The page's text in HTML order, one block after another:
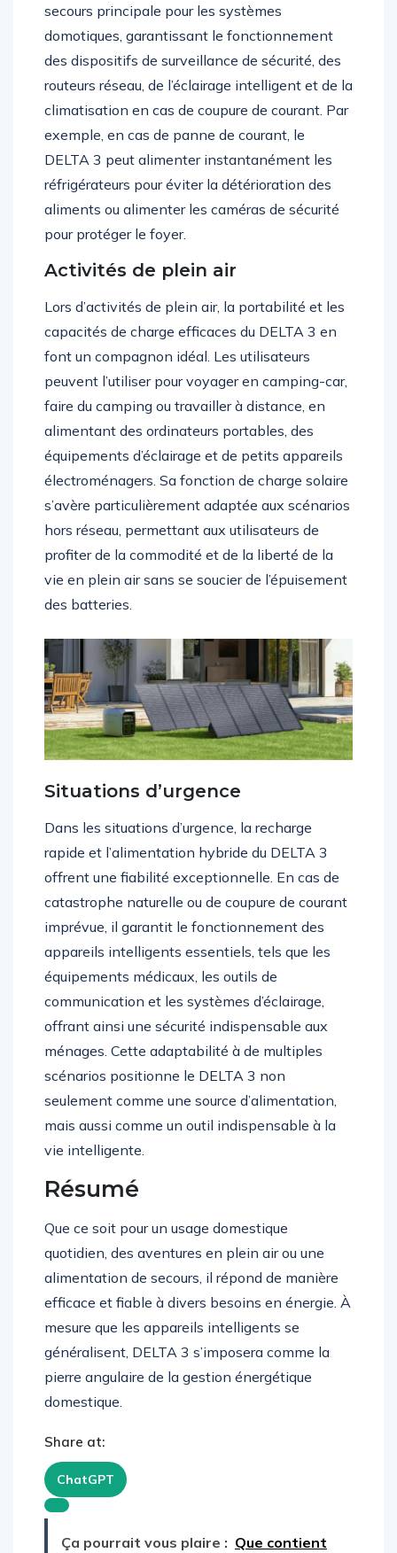
secours principale pour les systèmes
domotiques, garantissant le fonctionnement
des dispositifs de surveillance de sécurité, des
routeurs réseau, de l’éclairage intelligent et de la
climatisation en cas de coupure de courant. Par
exemple, en cas de panne de courant, le
DELTA 3 peut alimenter instantanément les
réfrigérateurs pour éviter la détérioration des
aliments ou alimenter les caméras de sécurité
pour protéger le foyer.
Activités de plein air
Lors d’activités de plein air, la portabilité et les
capacités de charge efficaces du DELTA 3 en
font un compagnon idéal. Les utilisateurs
peuvent l’utiliser pour voyager en camping-car,
faire du camping ou travailler à distance, en
alimentant des ordinateurs portables, des
équipements d’éclairage et de petits appareils
électroménagers. Sa fonction de charge solaire
s’avère particulièrement adaptée aux scénarios
hors réseau, permettant aux utilisateurs de
profiter de la commodité et de la liberté de la
vie en plein air sans se soucier de l’épuisement
des batteries.
Situations d’urgence
Dans les situations d’urgence, la recharge
rapide et l’alimentation hybride du DELTA 3
offrent une fiabilité exceptionnelle. En cas de
catastrophe naturelle ou de coupure de courant
imprévue, il garantit le fonctionnement des
appareils intelligents essentiels, tels que les
équipements médicaux, les outils de
communication et les systèmes d’éclairage,
offrant ainsi une sécurité indispensable aux
ménages. Cette adaptabilité à de multiples
scénarios positionne le DELTA 3 non
seulement comme une source d’alimentation,
mais aussi comme un outil indispensable à la
vie intelligente.
Résumé
Que ce soit pour un usage domestique
quotidien, des aventures en plein air ou une
alimentation de secours, il répond de manière
efficace et fiable à divers besoins en énergie. À
mesure que les appareils intelligents se
généralisent, DELTA 3 s’imposera comme la
pierre angulaire de la gestion énergétique
domestique.
Share at:
ChatGPT
Ça pourrait vous plaire : Que contient